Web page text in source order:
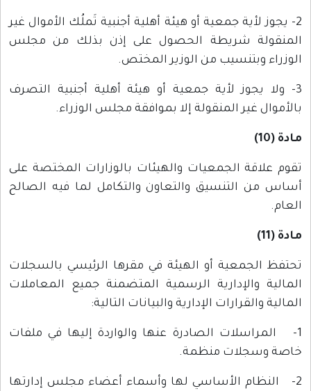
2- يجوز لأية جمعية أو هيئة أهلية أجنبية تَملُك الأموال غير
المنقولة شريطة الحصول على إذن بذلك من مجلس
الوزراء وبتنسيب من الوزير المختص.
3- ولا يجوز لأية جمعية أو هيئة أهلية أجنبية التصرف
بالأموال غير المنقولة إلا بموافقة مجلس الوزراء.
مادة (10)
تقوم علاقة الجمعيات والهيئات بالوزارات المختصة على
أساس من التنسيق والتعاون والتكامل لما فيه الصالح
العام.
مادة (11)
تحتفظ الجمعية أو الهيئة في مقرها الرئيسي بالسجلات
المالية والإدارية الرسمية المتضمنة جميع المعاملات
المالية والقرارات الإدارية والبيانات التالية:
1- المراسلات الصادرة عنها والواردة إليها في ملفات
خاصة وسجلات منظمة.
2- النظام الأساسي لها وأسماء أعضاء مجلس إدارتها